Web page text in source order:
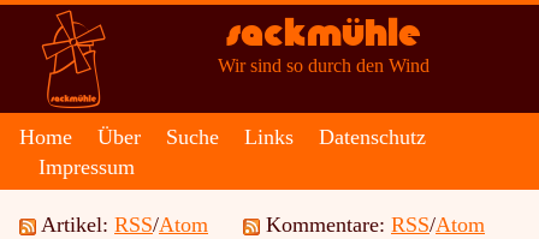
Sackmühle
Wir sind so durch den Wind
Home Über Suche Links
Datenschutz
Impressum
Artikel: RSS/Atom Kommentare: RSS/Atom